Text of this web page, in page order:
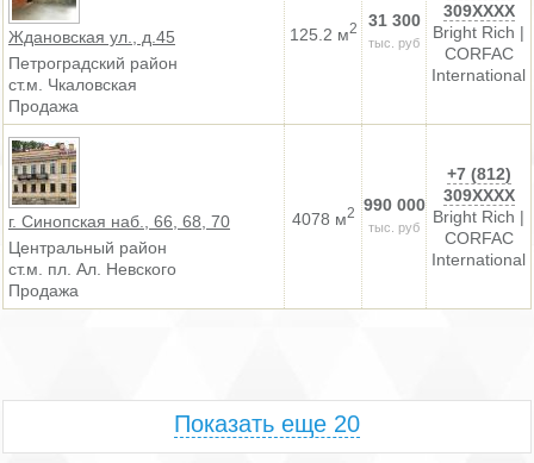
Ждановская ул., д.45
Петроградский район
ст.м. Чкаловская
Продажа
125.2 м2 31 300
тыс. руб
309XXXX
Bright Rich |
CORFAC
International
г. Синопская наб., 66, 68, 70
Центральный район
ст.м. пл. Ал. Невского
Продажа
4078 м2 990 000
тыс. руб
+7 (812)
309XXXX
Bright Rich |
CORFAC
International
Показать еще 20